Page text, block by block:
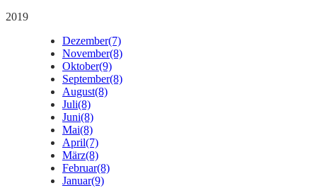
2019
Dezember(7)
November(8)
Oktober(9)
September(8)
August(8)
Juli(8)
Juni(8)
Mai(8)
April(7)
März(8)
Februar(8)
Januar(9)